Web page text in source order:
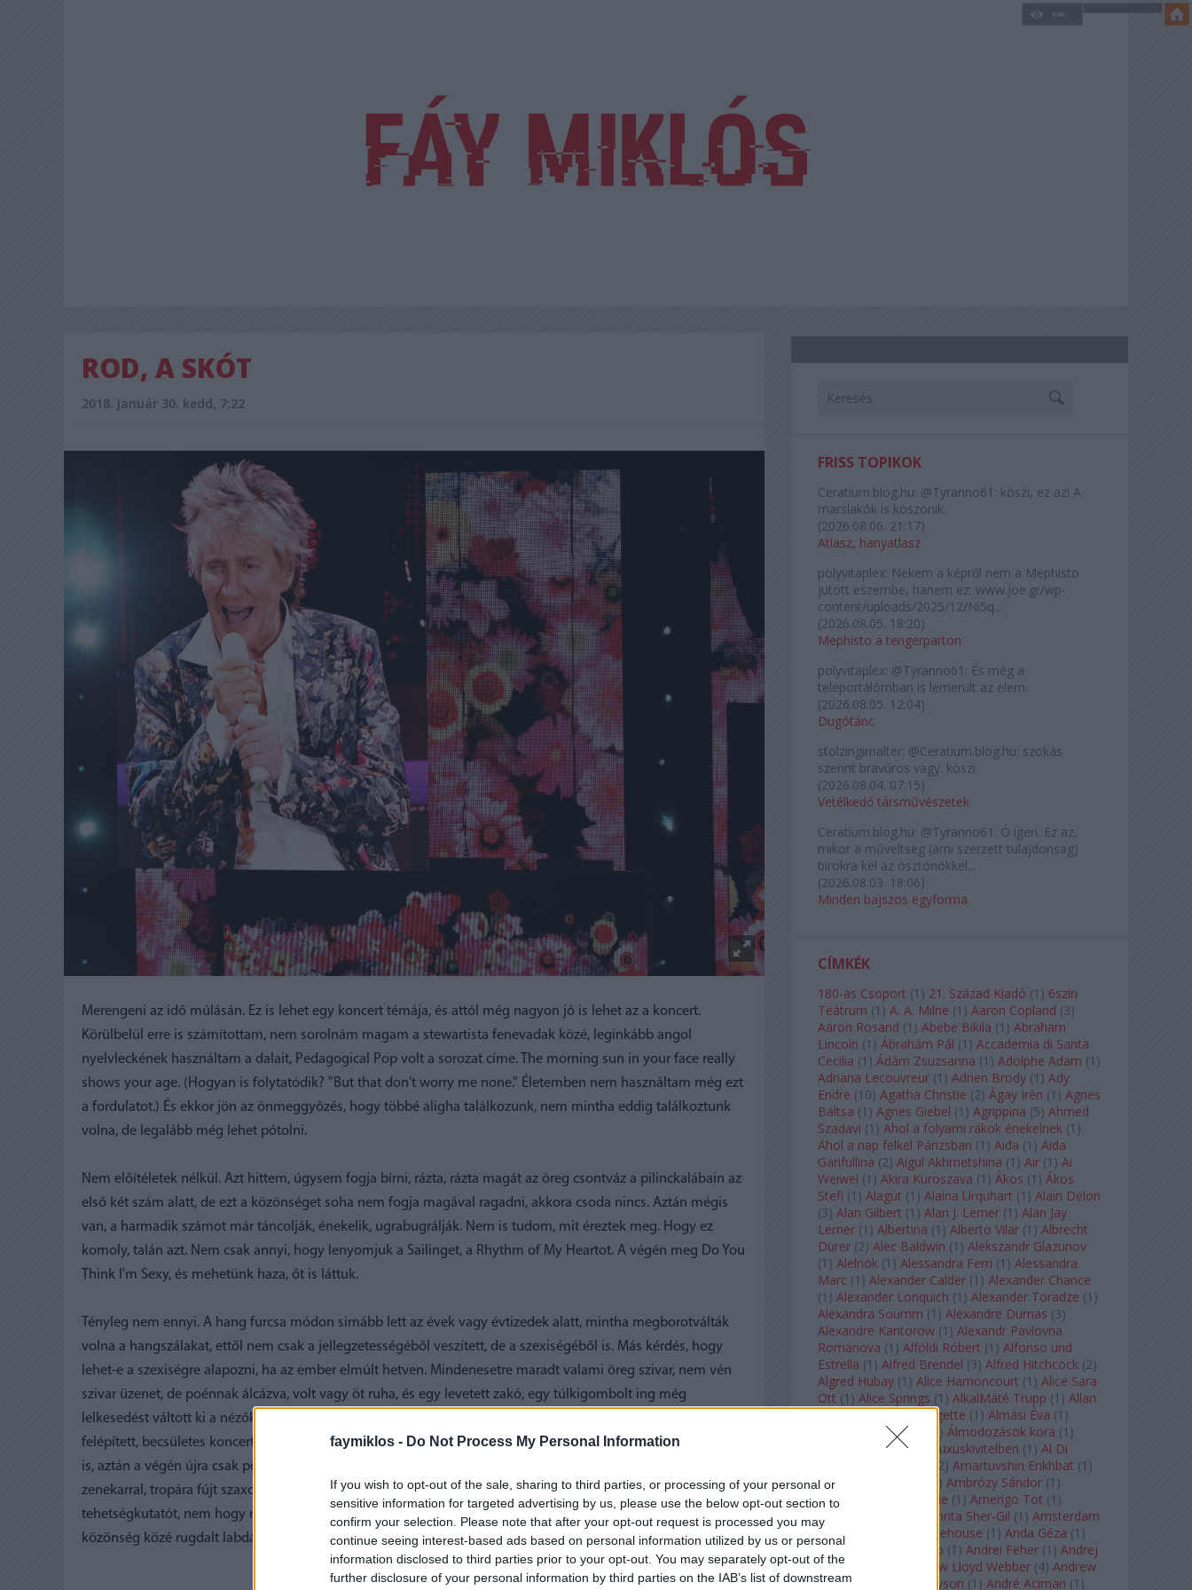
faymiklos - Do Not Process My Personal Information
If you wish to opt-out of the sale, sharing to third parties, or processing of your personal or
sensitive information for targeted advertising by us, please use the below opt-out section to
confirm your selection. Please note that after your opt-out request is processed you may
continue seeing interest-based ads based on personal information utilized by us or personal
information disclosed to third parties prior to your opt-out. You may separately opt-out of the
further disclosure of your personal information by third parties on the IAB’s list of downstream
ROD, A SKÓT
2018. január 30. kedd, 7:22
Merengeni az idő múlásán. Ez is lehet egy koncert témája, és attól még nagyon jó is lehet az a koncert.
Körülbelül erre is számítottam, nem sorolnám magam a stewartista fenevadak közé, leginkább angol
nyelvleckének használtam a dalait, Pedagogical Pop volt a sorozat címe. The morning sun in your face really
shows your age. (Hogyan is folytatódik? "But that don't worry me none." Életemben nem használtam még ezt
a fordulatot.) És ekkor jön az önmeggyőzés, hogy többé aligha találkozunk, nem mintha eddig találkoztunk
volna, de legalább még lehet pótolni.
Nem előítéletek nélkül. Azt hittem, úgysem fogja bírni, rázta, rázta magát az öreg csontváz a pilinckalábain az
első két szám alatt, de ezt a közönséget soha nem fogja magával ragadni, akkora csoda nincs. Aztán mégis
van, a harmadik számot már táncolják, énekelik, ugrabugrálják. Nem is tudom, mit éreztek meg. Hogy ez
komoly, talán azt. Nem csak annyi, hogy lenyomjuk a Sailinget, a Rhythm of My Heartot. A végén meg Do You
Think I'm Sexy, és mehetünk haza, őt is láttuk.
Tényleg nem ennyi. A hang furcsa módon simább lett az évek vagy évtizedek alatt, mintha megborotválták
volna a hangszálakat, ettől nem csak a jellegzetességéből veszített, de a szexiségéből is. Más kérdés, hogy
lehet-e a szexiségre alapozni, ha az ember elmúlt hetven. Mindenesetre maradt valami öreg szivar, nem vén
szivar üzenet, de poénnak álcázva, volt vagy öt ruha, és egy levetett zakó, egy túlkigombolt ing még
lelkesedést váltott ki a nézőkből, Rod Stewart pedig viccesen játszott rá ezekre. Közben viszont énekelt is. Jól
felépített, becsületes koncerten, ahol bepörgette a közönséget, majd leültette, leültetve egyébként önmagát
is, aztán a végén újra csak pörgetve, mint valami háromtételes klasszikus concerto esetében. Jól összerakott
zenekarral, tropára fújt szaxofonnal, olyan vokállal, hogy a három énekesnőből kettő sétálva nyerne minden
tehetségkutatót, nem hogy nálunk, de méretesebb országokban is. Skót szoknyák, Celtic-címerek a dobokon,
közönség közé rugdalt labdák, megszereti közben a közönyös is Rod Stewartot. Kicsit későn, belátom.
FRISS TOPIKOK
Ceratium.blog.hu: @Tyranno61: köszi, ez az! A
marslakók is köszönik.
(2026.08.06. 21:17)
Atlasz, hanyatlasz
polyvitaplex: Nekem a képről nem a Mephisto
jutott eszembe, hanem ez: www.joe.gr/wp-
content/uploads/2025/12/Ni5q...
(2026.08.05. 18:20)
Mephisto a tengerparton
polyvitaplex: @Tyranno61: És még a
teleportálómban is lemerült az elem.
(2026.08.05. 12:04)
Dugótánc
stolzingimalter: @Ceratium.blog.hu: szokás
szerint bravúros vagy. köszi
(2026.08.04. 07:15)
Vetélkedő társművészetek
Ceratium.blog.hu: @Tyranno61: Ó igen. Ez az,
mikor a műveltség (ami szerzett tulajdonság)
birokra kel az ösztönökkel...
(2026.08.03. 18:06)
Minden bajszos egyforma
CÍMKÉK
180-as Csoport (1 ) 21. Század Kiadó (1 ) 6szín
Teátrum (1 ) A. A. Milne (1 ) Aaron Copland (3)
Aaron Rosand (1 ) Abebe Bikila (1 ) Abraham
Lincoln (1 ) Ábrahám Pál (1 ) Accademia di Santa
Cecilia (1 ) Ádám Zsuzsanna (1 ) Adolphe Adam (1 )
Adriana Lecouvreur (1 ) Adrien Brody (1 ) Ady
Endre (10) Agatha Christie (2) Ágay Irén (1 ) Agnes
Baltsa (1 ) Agnes Giebel (1 ) Agrippina (5) Ahmed
Szadavi (1 ) Ahol a folyami rákok énekelnek (1 )
Ahol a nap felkel Párizsban (1 ) Aida (1 ) Aida
Garifullina (2) Aigul Akhmetshina (1 ) Air (1 ) Ai
Weiwei (1 ) Akira Kuroszava (1 ) Ákos (1 ) Ákos
Stefi (1 ) Alagút (1 ) Alaina Urquhart (1 ) Alain Delon
(3) Alan Gilbert (1 ) Alan J. Lerner (1 ) Alan Jay
Lerner (1 ) Albertina (1 ) Alberto Vilar (1 ) Albrecht
Dürer (2) Alec Baldwin (1 ) Alekszandr Glazunov
(1 ) Alelnök (1 ) Alessandra Ferri (1 ) Alessandra
Marc (1 ) Alexander Calder (1 ) Alexander Chance
(1 ) Alexander Lonquich (1 ) Alexander Toradze (1 )
Alexandra Soumm (1 ) Alexandre Dumas (3)
Alexandre Kantorow (1 ) Alexandr Pavlovna
Romanova (1 ) Alföldi Róbert (1 ) Alfonso und
Estrella (1 ) Alfred Brendel (3) Alfred Hitchcock (2)
Algred Hubay (1 ) Alice Harnoncourt (1 ) Alice Sara
Ott (1 ) Alice Springs (1 ) AlkalMáté Trupp (1 ) Allan
Clayton (1) Allen Midgette (1 ) Almási Éva (1 )
Almásy László Ede
) Álmodozások kora (1 )
(1 Álom luxuskivitelben (1 ) Al Di
2) Amartuvshin Enkhbat (1 )
Ambroise Thomas
) Ambrózy Sándor (1 )
Ambrus Kyri
Amélie (1 ) Amerigo Tot (1 )
Amikor Galéria
Amrita Sher-Gil (1 ) Amsterdam
Baroque
Amy Winehouse (1 ) Anda Géza (1 )
Andrea del Verrocchio (1 ) Andrei Feher (1 ) Andrej
Tarkovszkij
Andrew Lloyd Webber (4) Andrew
Staples
Andrew Tyson (1 ) André Aciman (1 )